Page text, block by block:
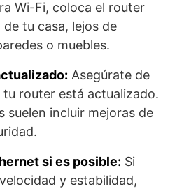
Wi-Fi, coloca el router
tu casa, lejos de
o muebles.
Asegúrate de
router está actualizado.
suelen incluir mejoras de
si es posible: Si
y estabilidad,